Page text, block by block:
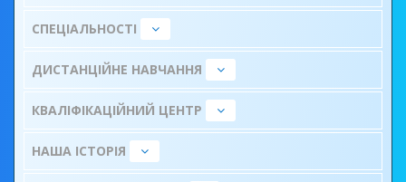
СПЕЦІАЛЬНОСТІ
ДИСТАНЦІЙНЕ НАВЧАННЯ
КВАЛІФІКАЦІЙНИЙ ЦЕНТР
НАША ІСТОРІЯ